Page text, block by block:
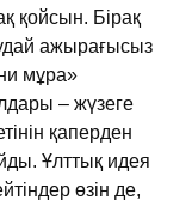
қойсын. Бiрақ
ажырағысыз
мұра»
– жүзеге
қаперден
Ұлттық идея
өзiн де,